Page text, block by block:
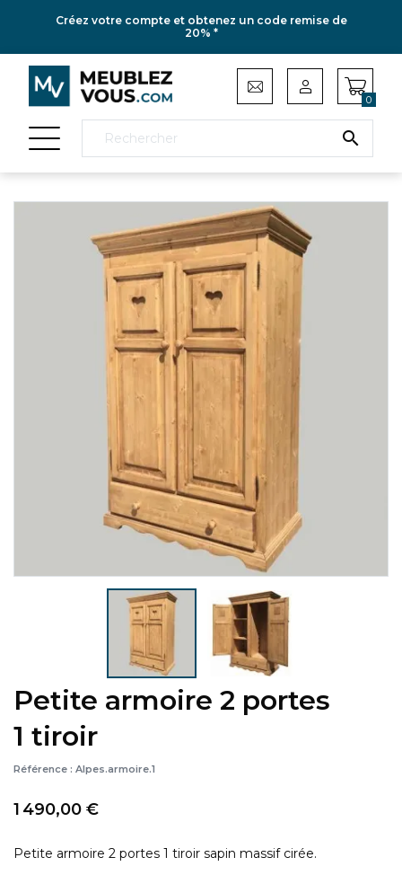
Créez votre compte et obtenez un code remise de
20% *

0
Petite armoire 2 portes
1 tiroir
Référence : Alpes.armoire.1
1 490,00 €
Petite armoire 2 portes 1 tiroir sapin massif cirée.